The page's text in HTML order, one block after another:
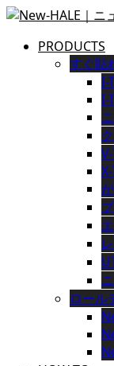
PRODUCTS
すぐ貼
I-
I-
ロール